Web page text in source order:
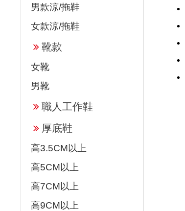
男款涼/拖鞋
女款涼/拖鞋
靴款
女靴
男靴
職人工作鞋
厚底鞋
高3.5CM以上
高5CM以上
高7CM以上
高9CM以上